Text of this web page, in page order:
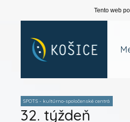
Tento web
SPOTS - kultúrno-spoločenské centrá
32. týždeň